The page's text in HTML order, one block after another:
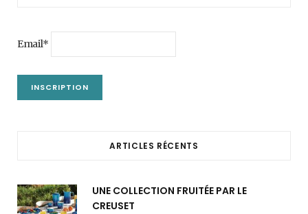
Email*
ARTICLES RÉCENTS
UNE COLLECTION FRUITÉE PAR LE
CREUSET